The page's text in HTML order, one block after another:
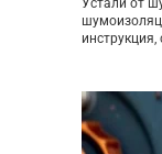
Устали от
инструкция,